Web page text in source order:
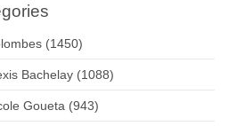
(1450)
Bachelay (1088)
Goueta (943)